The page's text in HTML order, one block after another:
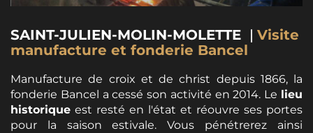
SAINT-JULIEN-MOLIN-MOLETTE | Visite
manufacture et fonderie Bancel
Manufacture de croix et de christ depuis 1866, la
fonderie Bancel a cessé son activité en 2014. Le lieu
historique est resté en l'état et réouvre ses portes
pour la saison estivale. Vous pénétrerez ainsi